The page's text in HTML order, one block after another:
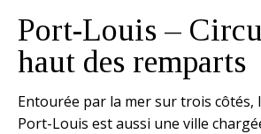
Port-Louis –
haut des remparts
Entourée par la mer sur trois côtés,
Port-Louis est aussi une ville